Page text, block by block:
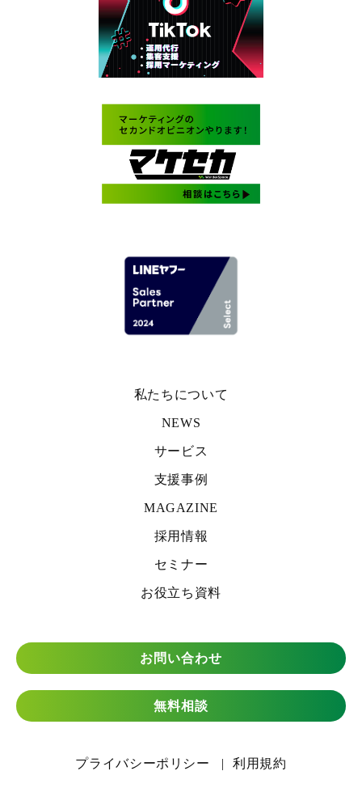
私たちについて
NEWS
サービス
支援事例
MAGAZINE
採用情報
セミナー
お役立ち資料
お問い合わせ
無料相談
プライバシーポリシー 利用規約